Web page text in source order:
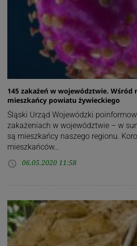
145 zakażeń w województwie. Wśród
mieszkańcy powiatu żywieckiego
Śląski Urząd Wojewódzki
zakażeniach w województwie – w
są mieszkańcy naszego regionu.
mieszkańców…
access_time 06.05.2020 11:58